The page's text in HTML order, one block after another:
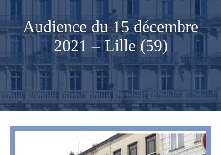
Audience du 15 décembre
2021 – Lille (59)